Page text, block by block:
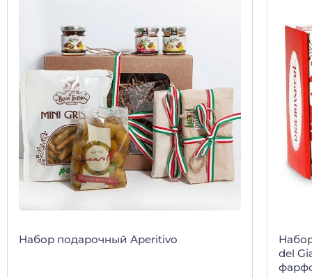
Набор подарочный Aperitivo
del